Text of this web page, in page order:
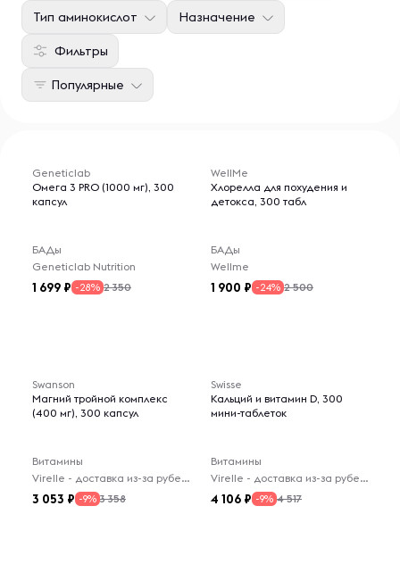
Фильтры
Тип аминокислот Назначение
Популярные
Geneticlab
Омега 3 PRO (1000 мг), 300
капсул
БАДы
Geneticlab Nutrition
1 699 -28% 2 350
WellMe
Хлорелла для похудения и
детокса, 300 табл
БАДы
Wellme
1 900 -24% 2 500
Swanson
Магний тройной комплекс
(400 мг), 300 капсул
Витамины
Virelle - доставка из-за рубежа
3 053 -9% 3 358
Swisse
Кальций и витамин D, 300
мини-таблеток
Витамины
Virelle - доставка из-за рубежа
4 106 -9% 4 517